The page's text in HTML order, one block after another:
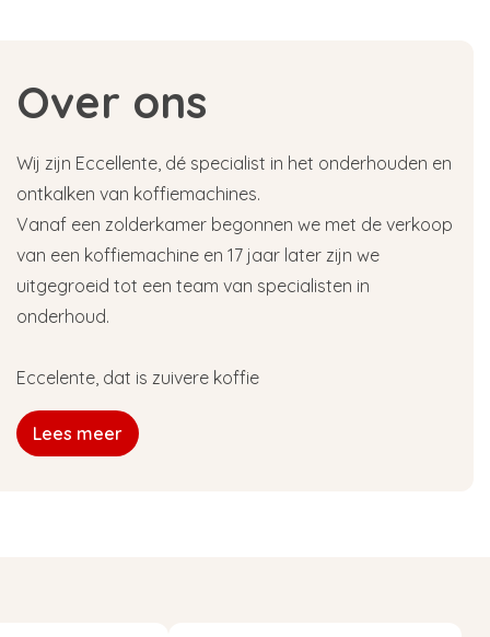
Over ons
Wij zijn Eccellente, dé specialist in het onderhouden en
ontkalken van koffiemachines.
Vanaf een zolderkamer begonnen we met de verkoop
van een koffiemachine en 17 jaar later zijn we
uitgegroeid tot een team van specialisten in
onderhoud.
Eccelente, dat is zuivere koffie
Lees meer